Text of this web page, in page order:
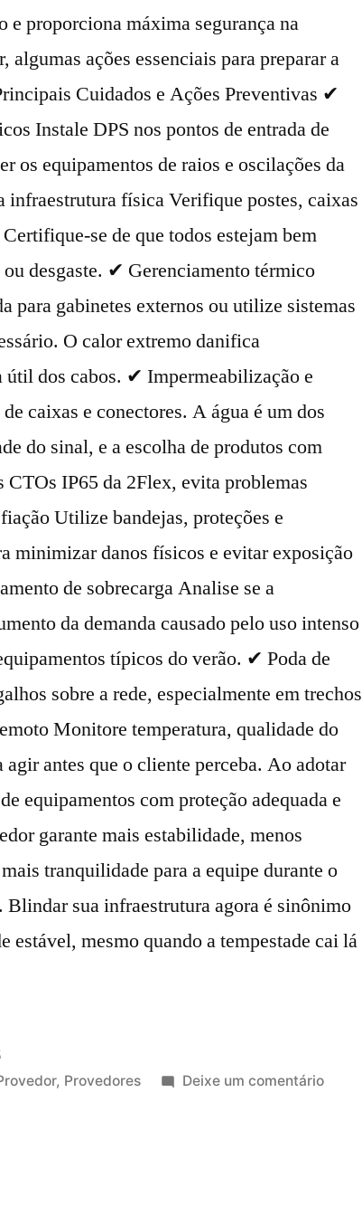
e proporciona máxima segurança na
algumas ações essenciais para preparar a
Cuidados e Ações Preventivas ✔
Instale DPS nos pontos de entrada de
os equipamentos de raios e oscilações da
infraestrutura física Verifique postes, caixas
se de que todos estejam bem
desgaste. ✔ Gerenciamento térmico
para gabinetes externos ou utilize sistemas
O calor extremo danifica
útil dos cabos. ✔ Impermeabilização e
caixas e conectores. A água é um dos
do sinal, e a escolha de produtos com
CTOs IP65 da 2Flex, evita problemas
Utilize bandejas, proteções e
minimizar danos físicos e evitar exposição
de sobrecarga Analise se a
da demanda causado pelo uso intenso
típicos do verão. ✔ Poda de
sobre a rede, especialmente em trechos
Monitore temperatura, qualidade do
antes que o cliente perceba. Ao adotar
equipamentos com proteção adequada e
garante mais estabilidade, menos
tranquilidade para a equipe durante o
sua infraestrutura agora é sinônimo
estável, mesmo quando a tempestade cai lá
, Provedores Deixe um comentário